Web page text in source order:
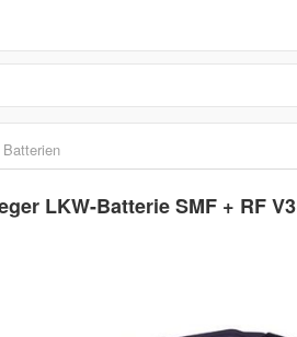
Batterien
LKW-Batterie SMF + RF V3